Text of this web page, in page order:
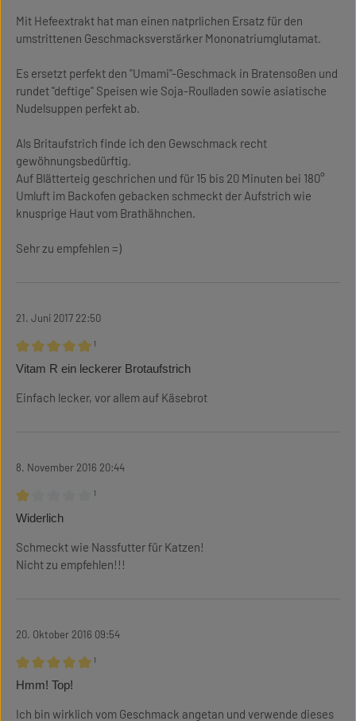
Mit Hefeextrakt hat man einen natprlichen Ersatz für den
umstrittenen Geschmacksverstärker Mononatriumglutamat.
Es ersetzt perfekt den "Umami"-Geschmack in Bratensoßen und
rundet "deftige" Speisen wie Soja-Roulladen sowie asiatische
Nudelsuppen perfekt ab.
Als Britaufstrich finde ich den Gewschmack recht
gewöhnungsbedürftig.
Auf Blätterteig geschrichen und für 15 bis 20 Minuten bei 180°
Umluft im Backofen gebacken schmeckt der Aufstrich wie
knusprige Haut vom Brathähnchen.
Sehr zu empfehlen =)
21. Juni 2017 22:50
Bewertung mit 5 von 5 Sternen
¹
Vitam R ein leckerer Brotaufstrich
Einfach lecker, vor allem auf Käsebrot
8. November 2016 20:44
Bewertung mit 1 von 5 Sternen
¹
Widerlich
Schmeckt wie Nassfutter für Katzen!
Nicht zu empfehlen!!!
20. Oktober 2016 09:54
Bewertung mit 5 von 5 Sternen
¹
Hmm! Top!
Ich bin wirklich vom Geschmack angetan und verwende dieses